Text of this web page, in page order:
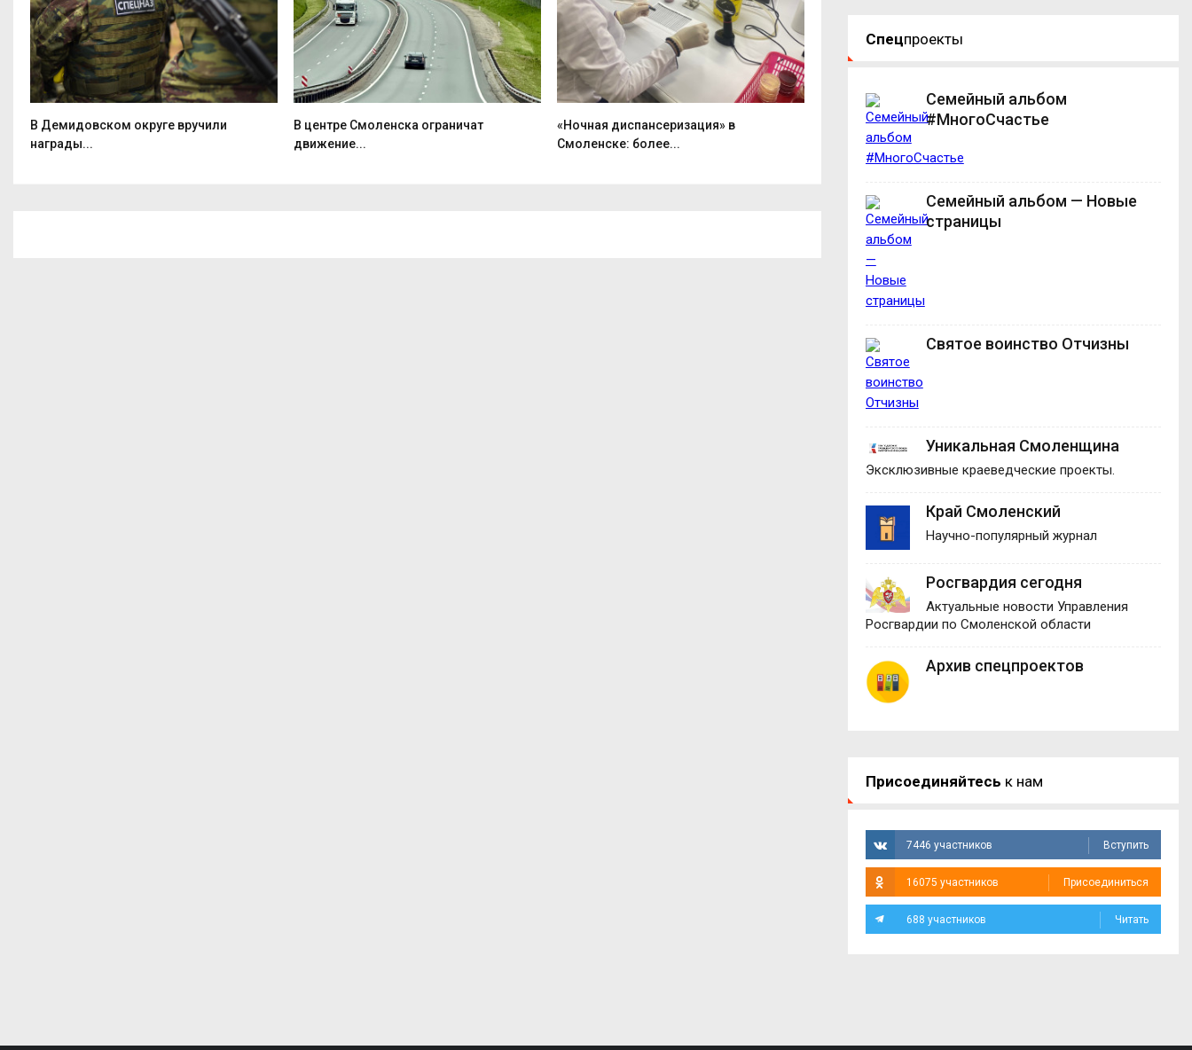
В Демидовском округе вручили
награды...
В центре Смоленска ограничат
движение...
«Ночная диспансеризация» в
Смоленске: более...
Александр Бабаков почтил память
Героев в...
Спецпроекты
Семейный альбом
#МногоСчастье
Семейный альбом — Новые
страницы
Святое воинство Отчизны
Уникальная Смоленщина
Эксклюзивные краеведческие проекты.
Край Смоленский
Научно-популярный журнал
Росгвардия сегодня
Актуальные новости Управления
Росгвардии по Смоленской области
Архив спецпроектов
Присоединяйтесь к нам
7446 участников Вступить
16075 участников Присоединиться
688 участников Читать